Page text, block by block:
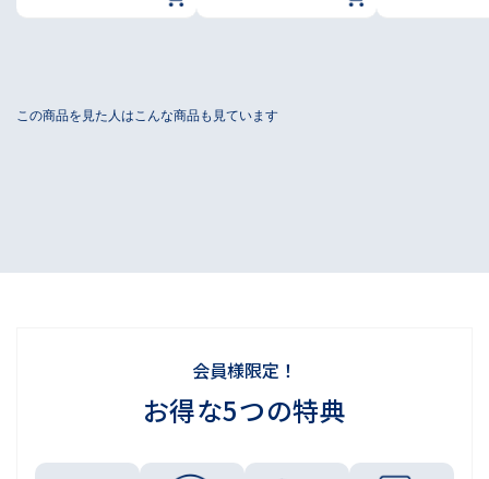
会員様限定！
お得な5つの特典